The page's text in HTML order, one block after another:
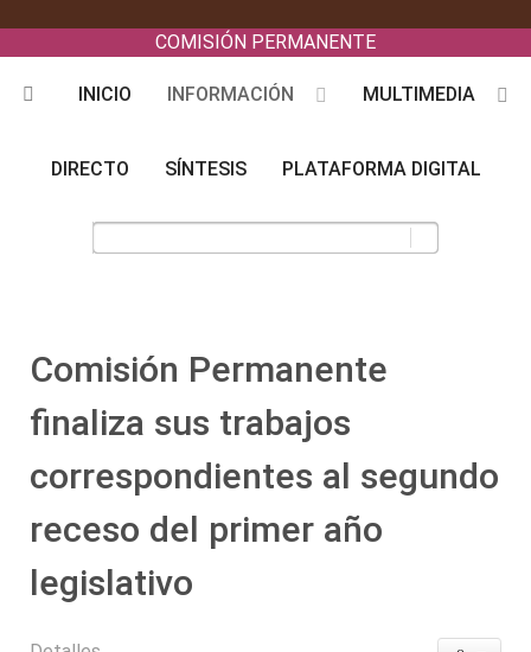
COMISIÓN PERMANENTE
INICIO INFORMACIÓN MULTIMEDIA
DIRECTO SÍNTESIS PLATAFORMA DIGITAL
Comisión Permanente
finaliza sus trabajos
correspondientes al segundo
receso del primer año
legislativo